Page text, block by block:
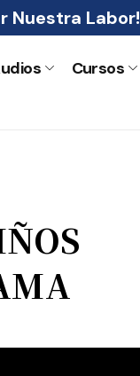
Nuestra Labor!
Cursos